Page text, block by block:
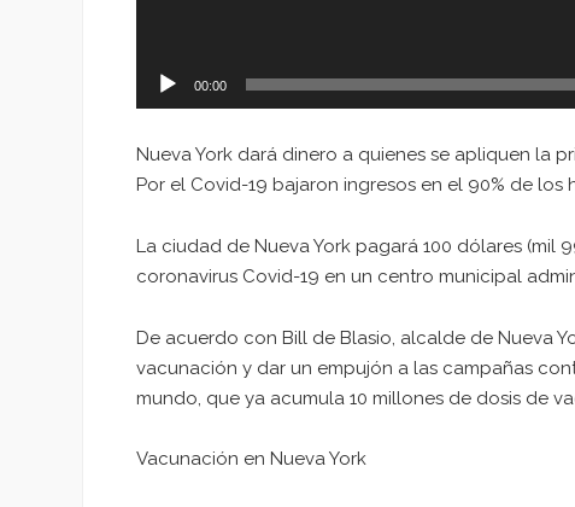
00:00
Nueva York dará dinero a quienes se apliquen la
Por el Covid-19 bajaron ingresos en el 90% de los
La ciudad de Nueva York pagará 100 dólares (mil
coronavirus Covid-19 en un centro municipal
De acuerdo con Bill de Blasio, alcalde de Nueva
vacunación y dar un empujón a las campañas
mundo, que ya acumula 10 millones de dosis de
Vacunación en Nueva York